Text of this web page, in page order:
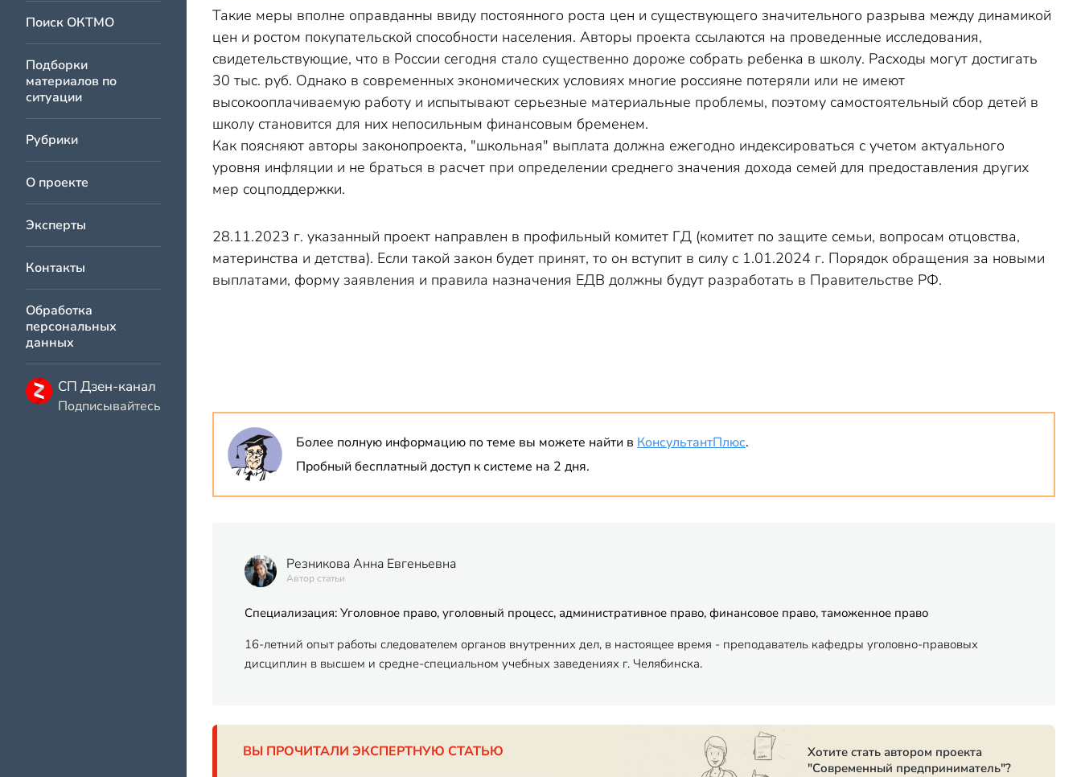
Поиск ОКТМО
Подборки
материалов по
ситуации
Рубрики
О проекте
Эксперты
Контакты
Обработка
персональных
данных
СП Дзен-канал
Подписывайтесь
Такие меры вполне оправданны ввиду постоянного роста цен и существующего значительного разрыва между динамикой
цен и ростом покупательской способности населения. Авторы проекта ссылаются на проведенные исследования,
свидетельствующие, что в России сегодня стало существенно дороже собрать ребенка в школу. Расходы могут достигать
30 тыс. руб. Однако в современных экономических условиях многие россияне потеряли или не имеют
высокооплачиваемую работу и испытывают серьезные материальные проблемы, поэтому самостоятельный сбор детей в
школу становится для них непосильным финансовым бременем.
Как поясняют авторы законопроекта, "школьная" выплата должна ежегодно индексироваться с учетом актуального
уровня инфляции и не браться в расчет при определении среднего значения дохода семей для предоставления других
мер соцподдержки.
28.11.2023 г. указанный проект направлен в профильный комитет ГД (комитет по защите семьи, вопросам отцовства,
материнства и детства). Если такой закон будет принят, то он вступит в силу с 1.01.2024 г. Порядок обращения за новыми
выплатами, форму заявления и правила назначения ЕДВ должны будут разработать в Правительстве РФ.
Более полную информацию по теме вы можете найти в КонсультантПлюс.
Пробный бесплатный доступ к системе на 2 дня.
Резникова Анна Евгеньевна
Автор статьи
Специализация: Уголовное право, уголовный процесс, административное право, финансовое право, таможенное право
16-летний опыт работы следователем органов внутренних дел, в настоящее время - преподаватель кафедры уголовно-правовых
дисциплин в высшем и средне-специальном учебных заведениях г. Челябинска.
ВЫ ПРОЧИТАЛИ ЭКСПЕРТНУЮ СТАТЬЮ
Хотите стать автором проекта
"Современный предприниматель"?